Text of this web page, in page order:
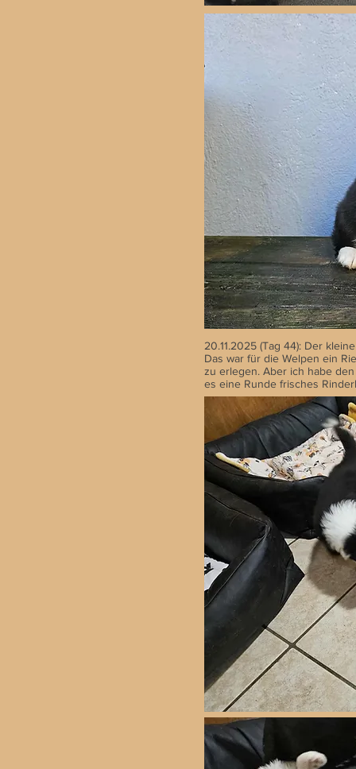
20.11.2025 (Tag 44): Der
Das war für die Welpen ein
zu erlegen. Aber ich habe
es eine Runde frisches